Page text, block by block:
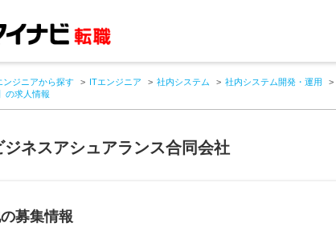
ンジニアから探す ITエンジニア 社内システム 社内システム開発・運用
の求人情報
ジネスアシュアランス合同会社
募集情報